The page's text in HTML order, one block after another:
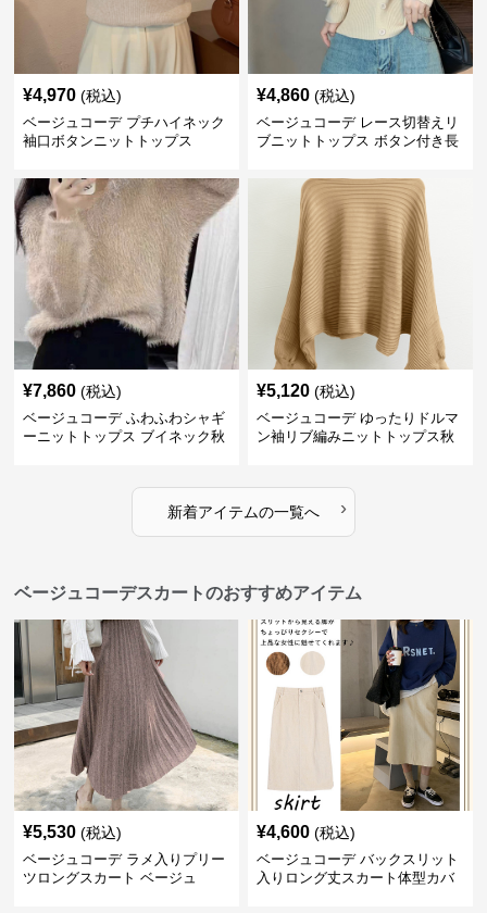
¥4,970 (税込)
ベージュコーデ プチハイネック
袖口ボタンニットトップス
¥4,860 (税込)
ベージュコーデ レース切替えリ
ブニットトップス ボタン付き長
¥7,860 (税込)
ベージュコーデ ふわふわシャギ
ーニットトップス ブイネック秋
¥5,120 (税込)
ベージュコーデ ゆったりドルマ
ン袖リブ編みニットトップス秋
新着アイテムの一覧へ ›
ベージュコーデスカートのおすすめアイテム
¥5,530 (税込)
ベージュコーデ ラメ入りプリー
ツロングスカート ベージュ
¥4,600 (税込)
ベージュコーデ バックスリット
入りロング丈スカート体型カバ